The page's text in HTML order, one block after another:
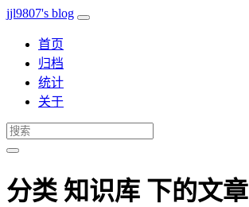
jjl9807's blog
首页
归档
统计
关于
分类 知识库 下的文章